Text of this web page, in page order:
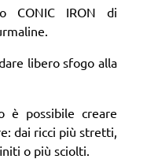
CONIC IRON di
libero sfogo alla
è possibile creare
dai ricci più stretti,
o più sciolti.